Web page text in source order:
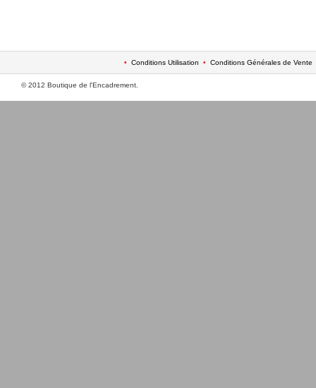
• Conditions Utilisation • Conditions Générales de Vente
© 2012 Boutique de l'Encadrement.